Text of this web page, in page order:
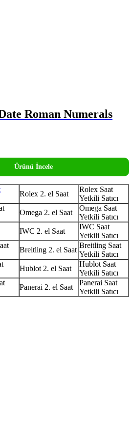
Roman Numerals
Ürünü İncele
Rolex 2. el Saat
Rolex Saat
Yetkili Satıcı
Omega 2. el Saat
Omega Saat
Yetkili Satıcı
IWC 2. el Saat
IWC Saat
Yetkili Satıcı
Breitling 2. el Saat
Breitling Saat
Yetkili Satıcı
Hublot 2. el Saat
Hublot Saat
Yetkili Satıcı
Panerai 2. el Saat
Panerai Saat
Yetkili Satıcı